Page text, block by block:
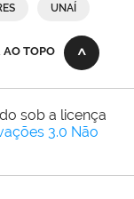
UNAÍ
AO TOPO
sob a licença
3.0 Não